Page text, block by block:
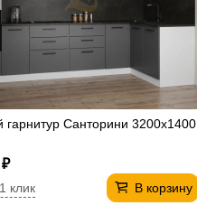
гарнитур Санторини 3200х1400
В корзину
клик